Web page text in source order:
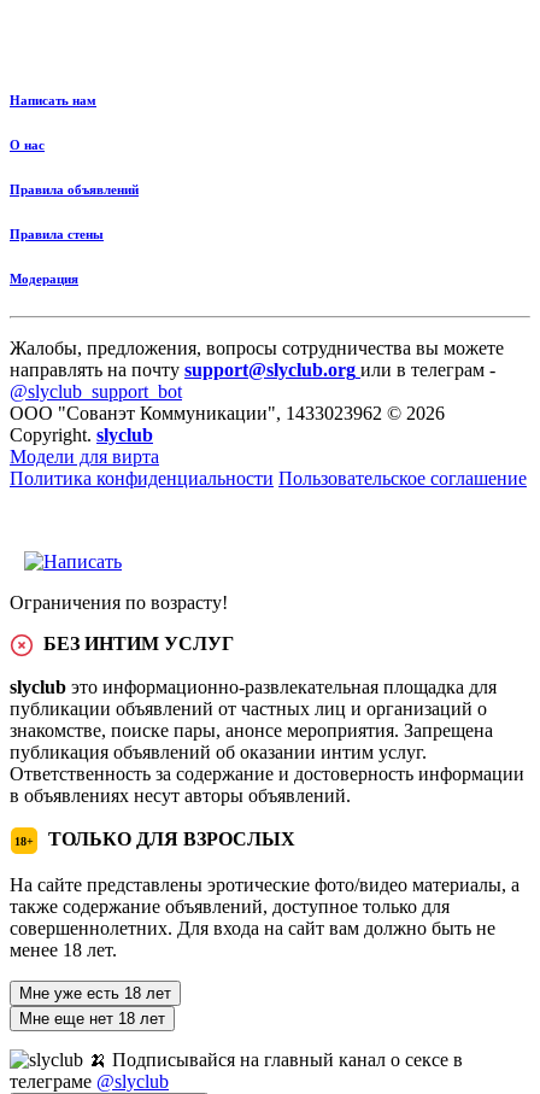
Написать нам
О нас
Правила объявлений
Правила стены
Модерация
Жалобы, предложения, вопросы сотрудничества вы можете
направлять на почту support@slyclub.org или в телеграм -
@slyclub_support_bot
ООО "Сованэт Коммуникации", 1433023962 © 2026
Copyright. slyclub
Модели для вирта
Политика конфиденциальности Пользовательское соглашение
Ограничения по возрасту!
БЕЗ ИНТИМ УСЛУГ
slyclub это информационно-развлекательная площадка для
публикации объявлений от частных лиц и организаций о
знакомстве, поиске пары, анонсе мероприятия. Запрещена
публикация объявлений об оказании интим услуг.
Ответственность за содержание и достоверность информации
в объявлениях несут авторы объявлений.
18+ ТОЛЬКО ДЛЯ ВЗРОСЛЫХ
На сайте представлены эротические фото/видео материалы, а
также содержание объявлений, доступное только для
совершеннолетних. Для входа на сайт вам должно быть не
менее 18 лет.
Мне уже есть 18 лет
Мне еще нет 18 лет
🍌 Подписывайся на главный канал о сексе в
телеграме @slyclub